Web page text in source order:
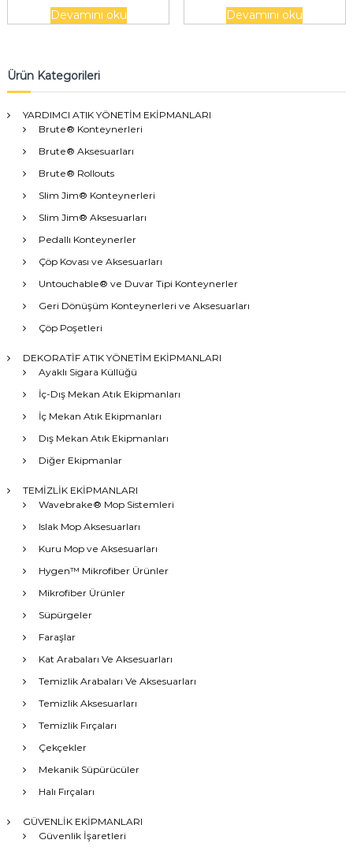
Devamını oku Devamını oku
Ürün Kategorileri
YARDIMCI ATIK YÖNETİM EKİPMANLARI
Brute® Konteynerleri
Brute® Aksesuarları
Brute® Rollouts
Slim Jim® Konteynerleri
Slim Jim® Aksesuarları
Pedallı Konteynerler
Çöp Kovası ve Aksesuarları
Untouchable® ve Duvar Tipi Konteynerler
Geri Dönüşüm Konteynerleri ve Aksesuarları
Çöp Poşetleri
DEKORATİF ATIK YÖNETİM EKİPMANLARI
Ayaklı Sigara Küllüğü
İç-Dış Mekan Atık Ekipmanları
İç Mekan Atık Ekipmanları
Dış Mekan Atık Ekipmanları
Diğer Ekipmanlar
TEMİZLİK EKİPMANLARI
Wavebrake® Mop Sistemleri
Islak Mop Aksesuarları
Kuru Mop ve Aksesuarları
Hygen™ Mikrofiber Ürünler
Mikrofiber Ürünler
Süpürgeler
Faraşlar
Kat Arabaları Ve Aksesuarları
Temizlik Arabaları Ve Aksesuarları
Temizlik Aksesuarları
Temizlik Fırçaları
Çekçekler
Mekanik Süpürücüler
Halı Fırçaları
GÜVENLİK EKİPMANLARI
Güvenlik İşaretleri